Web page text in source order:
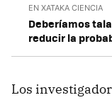
EN XATAKA CIENCIA
Deberíamos
reducir la
Los